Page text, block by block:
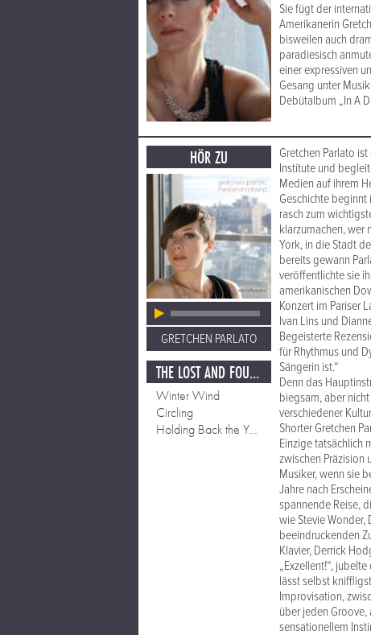
Sie fügt der
Amerikanerin
bisweilen auch
paradiesisch
einer expressiven
Gesang unter
Debütalbum „In A
HÖR ZU
GRETCHEN PARLATO
THE LOST AND FOUND
Winter Wind
Circling
Holding Back the Years
Gretchen Parlato
Institute und
Medien auf ihrem
Geschichte
rasch zum
klarzumachen, wer
York, in die Stadt
bereits gewann
veröffentlichte sie
amerikanischen
Konzert im Pariser
Ivan Lins und
Begeisterte
für Rhythmus und
Sängerin ist.“
Denn das
biegsam, aber
verschiedener
Shorter Gretchen
Einzige tatsächlich
zwischen Präzision
Musiker, wenn sie
Jahre nach
spannende Reise,
wie Stevie
beeindruckenden
Klavier, Derrick
„Exzellent!“,
lässt selbst
Improvisation,
über jeden
sensationellem